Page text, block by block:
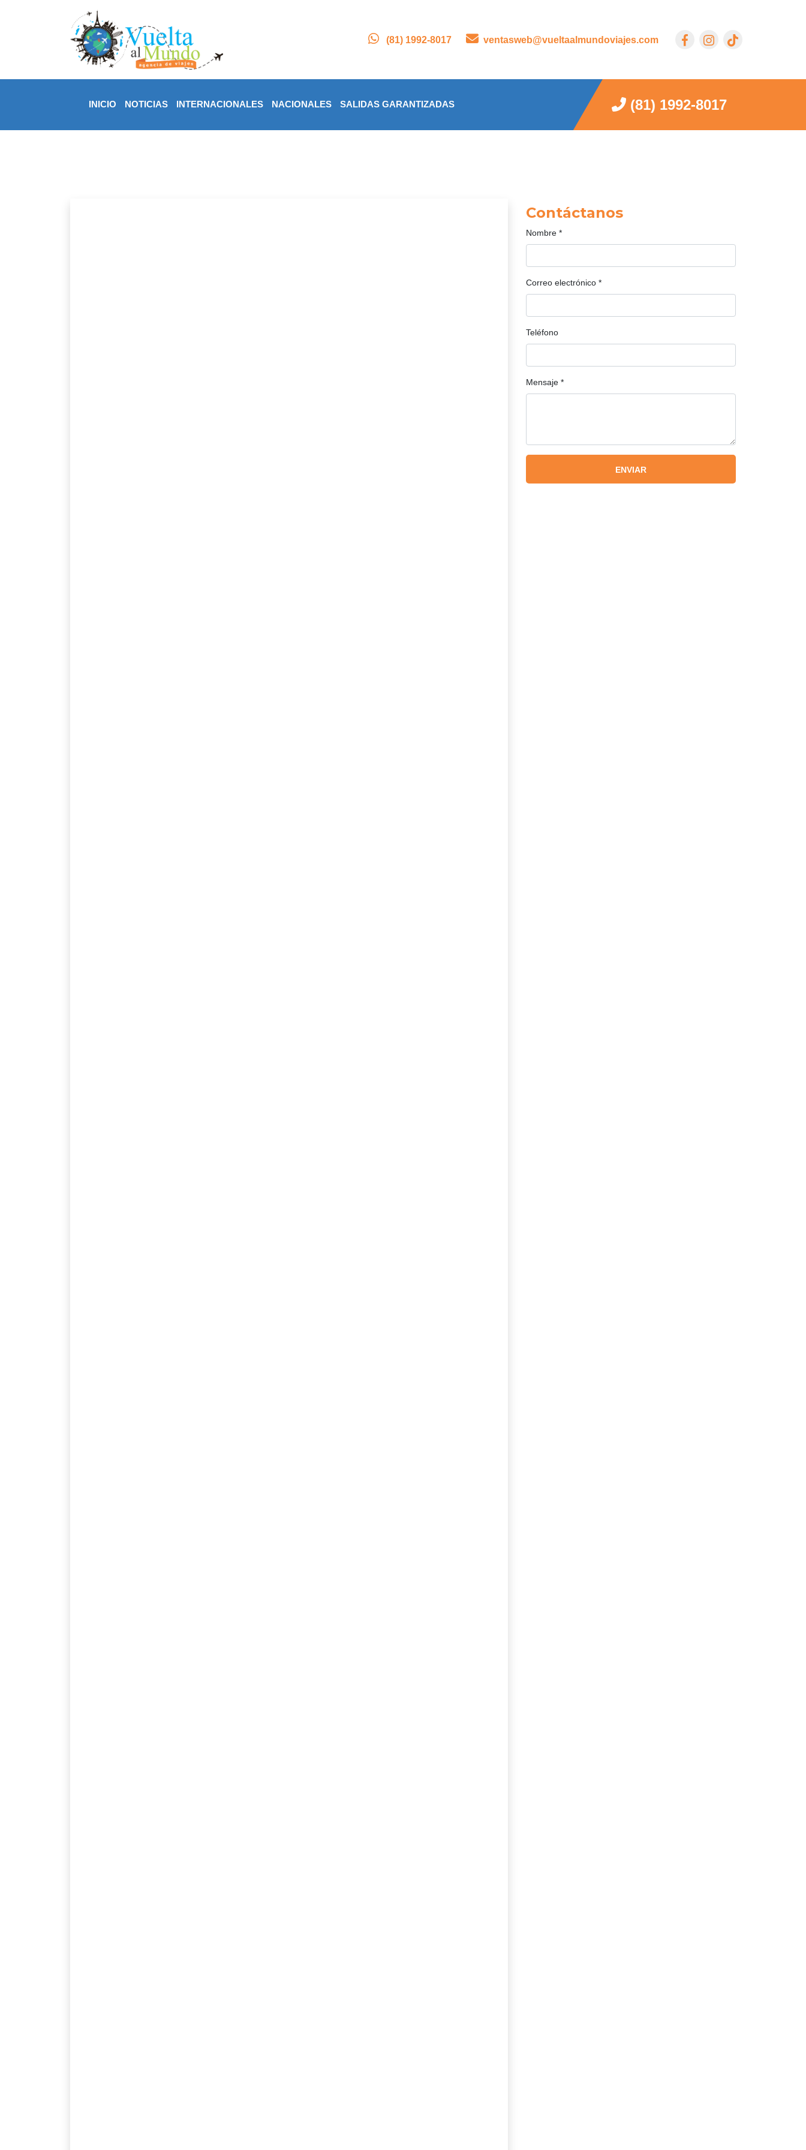
(81) 1992-8017 ventasweb@vueltaalmundoviajes.com
INICIO NOTICIAS INTERNACIONALES NACIONALES SALIDAS GARANTIZADAS (81) 1992-8017
Contáctanos
Nombre *
Correo electrónico *
Teléfono
Mensaje *